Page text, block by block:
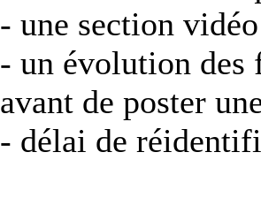
- une section vidéo
- un évolution des
avant de poster
- délai de